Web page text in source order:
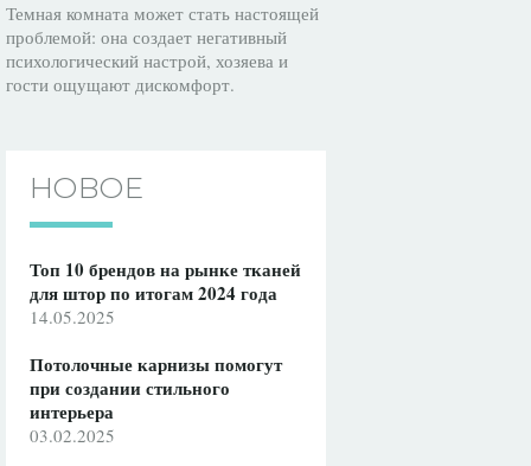
Темная комната может стать настоящей
проблемой: она создает негативный
психологический настрой, хозяева и
гости ощущают дискомфорт.
НОВОЕ
Топ 10 брендов на рынке тканей
для штор по итогам 2024 года
14.05.2025
Потолочные карнизы помогут
при создании стильного
интерьера
03.02.2025